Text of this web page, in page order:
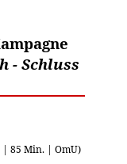
- Schluss
| 85 Min. | OmU)